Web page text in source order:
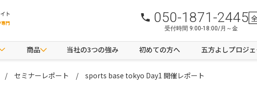
050-1871-2445
受付時間 9:00-18:00/月～金
商品 当社の3つの強み 初めての方へ 五方よしプロジ
セミナーレポート sports base tokyo Day1 開催レポート